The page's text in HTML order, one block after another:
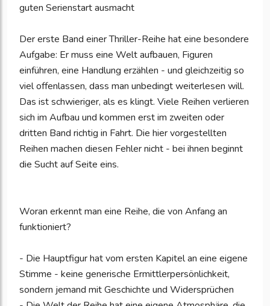
guten Serienstart ausmacht
Der erste Band einer Thriller-Reihe hat eine besondere
Aufgabe: Er muss eine Welt aufbauen, Figuren
einführen, eine Handlung erzählen - und gleichzeitig so
viel offenlassen, dass man unbedingt weiterlesen will.
Das ist schwieriger, als es klingt. Viele Reihen verlieren
sich im Aufbau und kommen erst im zweiten oder
dritten Band richtig in Fahrt. Die hier vorgestellten
Reihen machen diesen Fehler nicht - bei ihnen beginnt
die Sucht auf Seite eins.
Woran erkennt man eine Reihe, die von Anfang an
funktioniert?
- Die Hauptfigur hat vom ersten Kapitel an eine eigene
Stimme - keine generische Ermittlerpersönlichkeit,
sondern jemand mit Geschichte und Widersprüchen